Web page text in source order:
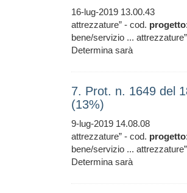
16-lug-2019 13.00.43
attrezzature” - cod. progetto:
bene/servizio ...
Determina sarà
7. Prot. n. 1649 del
(13%)
9-lug-2019 14.08.08
attrezzature” - cod. progetto:
bene/servizio ...
Determina sarà